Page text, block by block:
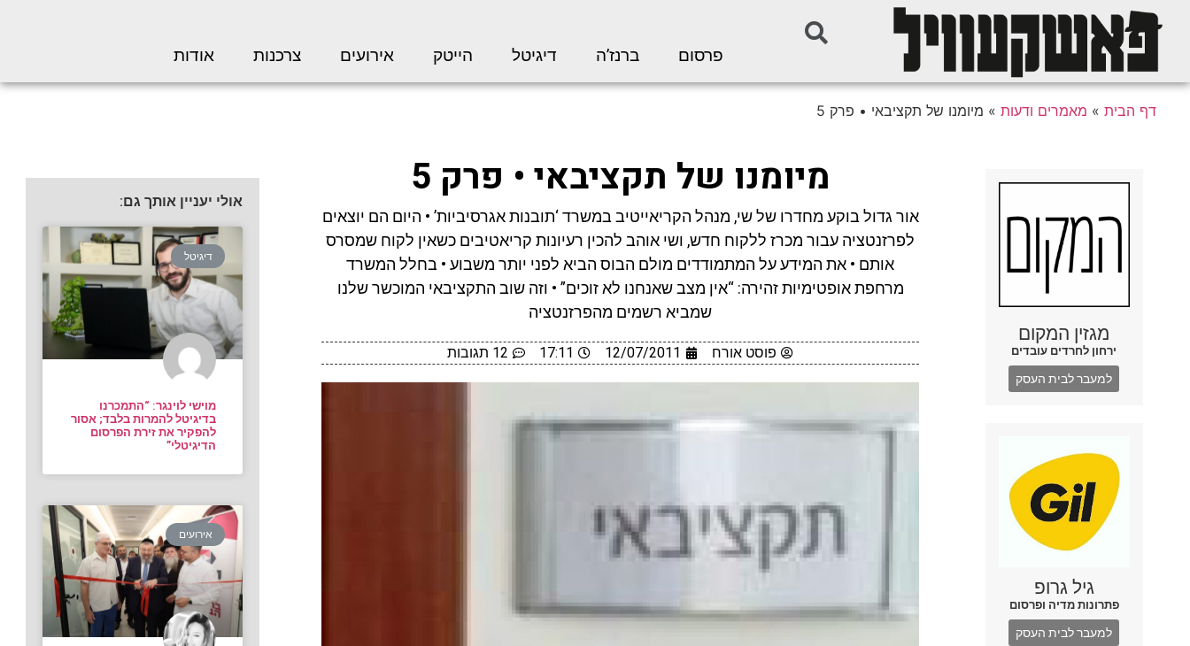
פרסום ברנז’ה דיגיטל הייטק אירועים צרכנות אודות
דף הבית » מאמרים ודעות » מיומנו של תקציבאי • פרק 5
מגזין המקום
ירחון לחרדים עובדים
למעבר לבית העסק
גיל גרופ
פתרונות מדיה ופרסום
למעבר לבית העסק
מיומנו של תקציבאי • פרק 5
אור גדול בוקע מחדרו של שי, מנהל הקריאייטיב במשרד ‘תובנות אגרסיביות’ • היום הם יוצאים
לפרזנטציה עבור מכרז ללקוח חדש, ושי אוהב להכין רעיונות קריאטיבים כשאין לקוח שמסרס
אותם • את המידע על המתמודדים מולם הבוס הביא לפני יותר משבוע • בחלל המשרד
מרחפת אופטימיות זהירה: “אין מצב שאנחנו לא זוכים” • וזה שוב התקציבאי המוכשר שלנו
שמביא רשמים מהפרזנטציה
פוסט אורח 12/07/2011
17:11 12 תגובות
אולי יעניין אותך גם:
דיגיטל
מוישי לוינגר: “התמכרנו
בדיגיטל להמרות בלבד; אסור
להפקיר את זירת הפרסום
הדיגיטלי”
אירועים